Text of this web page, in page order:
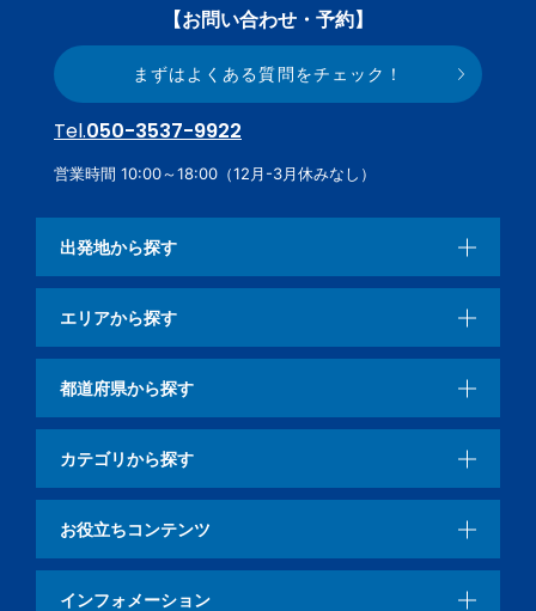
【お問い合わせ・予約】
まずはよくある質問をチェック！
Tel.050-3537-9922
営業時間 10:00～18:00（12月-3月休みなし）
出発地から探す
エリアから探す
都道府県から探す
カテゴリから探す
お役立ちコンテンツ
インフォメーション